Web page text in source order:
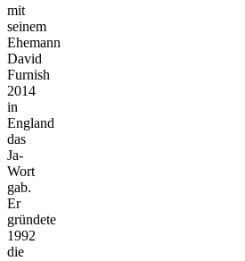
mit
seinem
Ehemann
David
Furnish
2014
in
England
das
Ja-
Wort
gab.
Er
gründete
1992
die